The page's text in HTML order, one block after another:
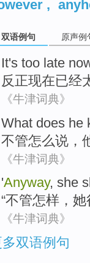
,
双语例句 原声例
It's too late
反正现在已经
《牛津词典》
What does he
不管怎么说 ，
《牛津词典》
'Anyway, she
“不管怎样 ， 她
《牛津词典》
双语例句